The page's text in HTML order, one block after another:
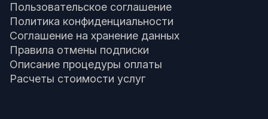
Пользовательское соглашение
Политика конфиденциальности
Соглашение на хранение данных
Правила отмены подписки
Описание процедуры оплаты
Расчеты стоимости услуг